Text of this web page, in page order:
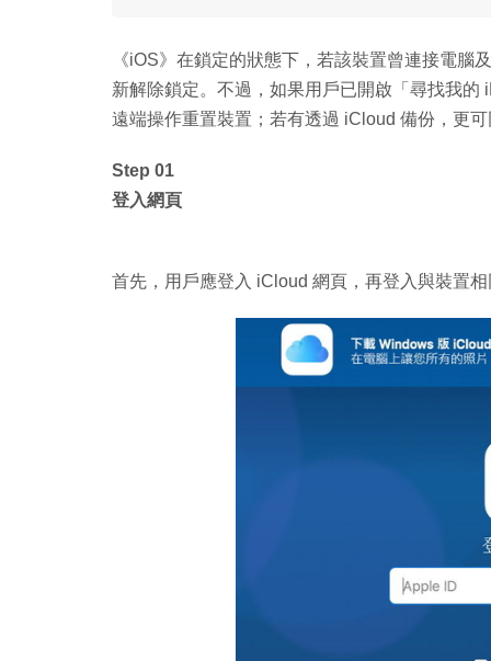
《iOS》在鎖定的狀態下，若該裝置曾連接電
新解除鎖定。不過，如果用戶已開啟「尋找我
遠端操作重置裝置；若有透過 iCloud 備份，更
Step 01
登入網頁
首先，用戶應登入 iCloud 網頁，再登入與裝置